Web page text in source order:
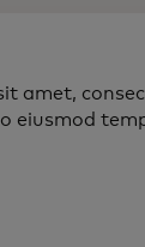
amet,
eiusmod